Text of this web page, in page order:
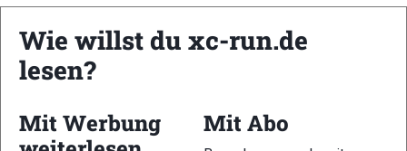
Rennkalender
Wie willst du xc-run.de
lesen?
Mit Werbung
Mit Abo